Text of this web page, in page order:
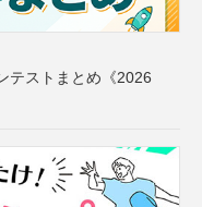
テストまとめ《2026